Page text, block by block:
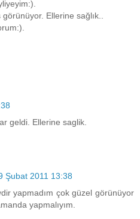
Ellerine sağlık..
geldi. Ellerine saglik.
Şubat 2011 13:38
yapmadım çok güzel görünüyor
yapmalıyım.